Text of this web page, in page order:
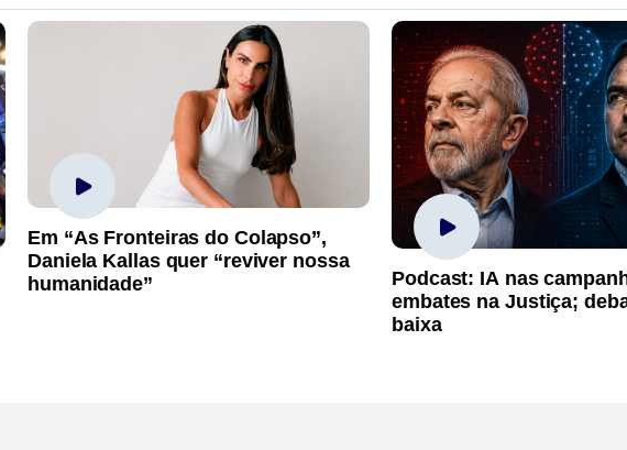
Em “As Fronteiras do Colapso”,
Daniela Kallas quer “reviver nossa
humanidade”
Podcast: IA nas
embates na Justiça;
baixa